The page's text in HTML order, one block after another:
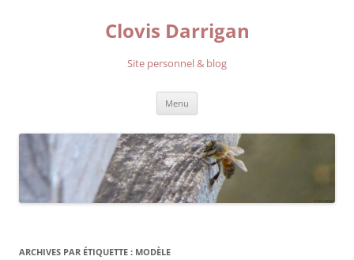
Clovis Darrigan
Site personnel & blog
Menu
ARCHIVES PAR ÉTIQUETTE : MODÈLE